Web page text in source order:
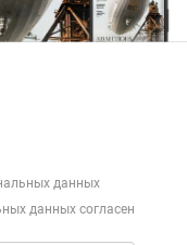
данных
данных согласен